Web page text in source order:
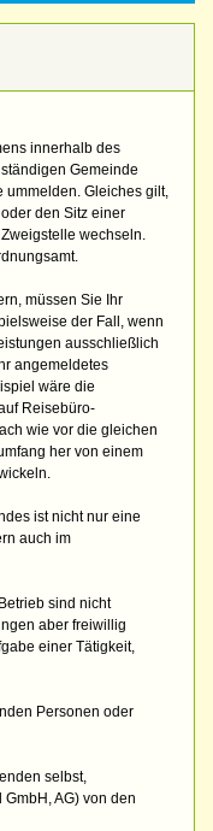
innerhalb des
Gemeinde
ummelden. Gleiches gilt,
den Sitz einer
wechseln.
müssen Sie Ihr
der Fall, wenn
ausschließlich
angemeldetes
wäre die
Reisebüro-
wie vor die gleichen
her von einem
ist nicht nur eine
auch im
sind nicht
aber freiwillig
einer Tätigkeit,
Personen oder
selbst,
AG) von den